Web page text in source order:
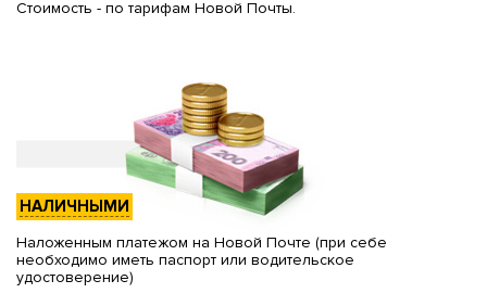
Стоимость - по тарифам Новой Почты.
НАЛИЧНЫМИ
Наложенным платежом на Новой Почте (при себе
необходимо иметь паспорт или водительское
удостоверение)